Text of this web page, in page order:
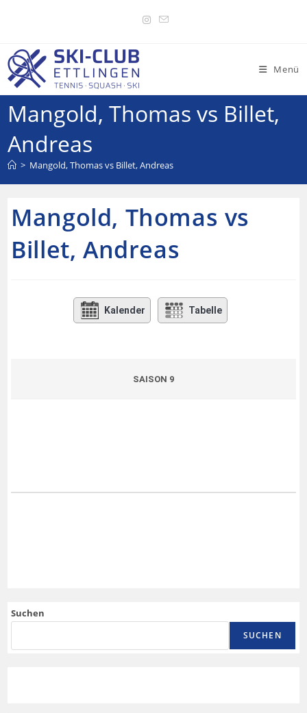
Menü
Mangold, Thomas vs Billet,
Andreas
> Mangold, Thomas vs Billet, Andreas
Mangold, Thomas vs
Billet, Andreas
Kalender Tabelle
SAISON 9
Suchen
SUCHEN